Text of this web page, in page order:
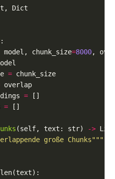
chunk_size=8000,
=
=
=
(self, text: str)
->
große Chunks"""